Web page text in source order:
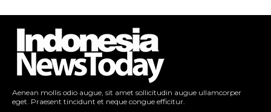
Aenean mollis odio augue, sit amet sollicitudin augue ullamcorper
eget. Praesent tincidunt et neque congue efficitur.